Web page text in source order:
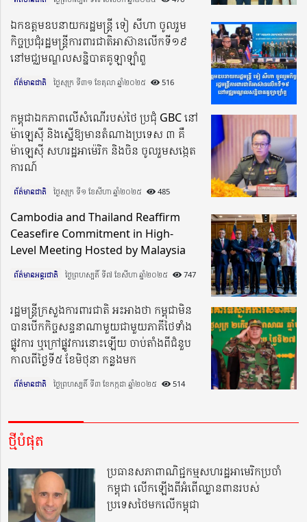
ឯកឧត្តមឧបនាយករដ្ឋមន្ត្រី ទៀ សីហា ចូលរួម
កិច្ចប្រជុំរដ្ឋមន្ត្រីការពារជាតិអាស៊ានលើកទី១៩
នៅមជ្ឈមណ្ឌលសន្និបាតគូឡាឡាំពួ
ព័ត៌មានជាតិ ថ្ងៃសុក្រ ទី៣១ ខែតុលា ឆ្នាំ២០២៥​ 516
កម្ពុជាឯកភាពលើសំណើរបស់ថៃ ប្រជុំ GBC នៅ
ម៉ាឡេស៊ី និងស្នើឱ្យមានតំណាងប្រទេស ៣ គឺ
ម៉ាឡេស៊ី សហរដ្ឋអាម៉េរិក និងចិន ចូលរួមសង្កេត
ការណ៍
ព័ត៌មានជាតិ ថ្ងៃសុក្រ ទី១ ខែសីហា ឆ្នាំ២០២៥​ 485
Cambodia and Thailand Reaffirm
Ceasefire Commitment in High-
Level Meeting Hosted by Malaysia
ព័ត៌មានអន្តរជាតិ ថ្ងៃព្រហស្បតិ៍ ទី៧ ខែសីហា ឆ្នាំ២០២៥​ 747
រដ្ឋមន្ត្រីក្រសួងការពារជាតិ អះអាងថា កម្ពុជាមិន
បានបើកកិច្ចសន្ទនាណាមួយជាមួយភាគីថៃទាំង
ផ្លូវការ ឬក្រៅផ្លូវការនោះឡើយ ចាប់តាំងពីជំនួប
កាលពីថ្ងៃទី៥ ខែមិថុនា កន្លងមក
ព័ត៌មានជាតិ ថ្ងៃព្រហស្បតិ៍ ទី៣ ខែកក្កដា ឆ្នាំ២០២៥​ 514
ថ្មីបំផុត
ប្រធានសភាពាណិជ្ជកម្មសហរដ្ឋអាមេរិកប្រចាំ
កម្ពុជា លើកឡើងពីអំពើឈ្លានពានរបស់
ប្រទេសថៃមកលើកម្ពុជា